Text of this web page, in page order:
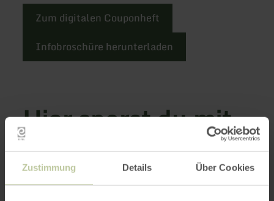
Zustimmung Details Über Cookies
Zum digitalen Couponheft
Infobroschüre herunterladen
Hier sparst du mit
deiner Gästekarte